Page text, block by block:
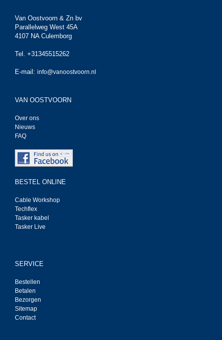
Van Oostvoorn & Zn bv
Parallelweg West 45A
4107 NA Culemborg
Tel. +31345515262
E-mail: info@vanoostvoorn.nl
VAN OOSTVOORN
Over ons
Nieuws
FAQ
BESTEL ONLINE
Cable Workshop
Techflex
Tasker kabel
Tasker Live
SERVICE
Bestellen
Betalen
Bezorgen
Sitemap
Contact